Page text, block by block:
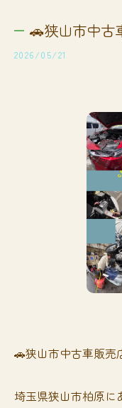
🚗狭山市中古
2026/05/21
🚗狭山市中古車販売
埼玉県狭山市柏原に